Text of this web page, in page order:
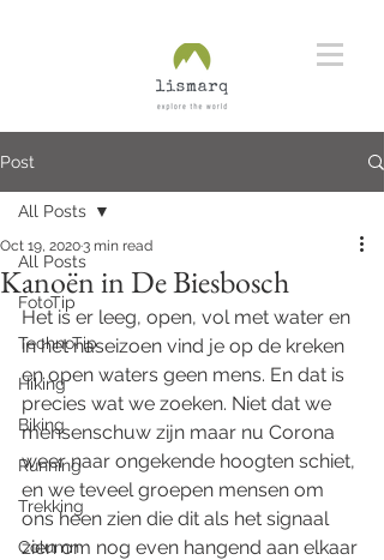
Post
All Posts
FotoTip
TechnoTip
Hiking
Biking
Running
Trekking
Column
All Posts
Kanoën in De Biesbosch
Oct 19, 20203 min read
Het is er leeg, open, vol met water en
in het naseizoen vind je op de kreken
en open waters geen mens. En dat is
precies wat we zoeken. Niet dat we
mensenschuw zijn maar nu Corona
weer naar ongekende hoogten schiet,
en we teveel groepen mensen om
ons heen zien die dit als het signaal
zien om nog even hangend aan elkaar